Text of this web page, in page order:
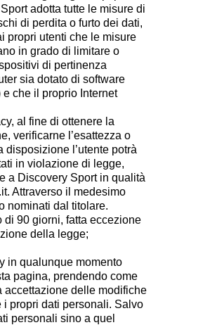
adotta tutte le misure di
di perdita o furto dei dati,
propri utenti che le misure
in grado di limitare o
di pertinenza
sia dotato di software
che il proprio Internet
al fine di ottenere la
verificarne l’esattezza o
l’utente potrà
in violazione di legge,
a Discovery Sport in qualità
Attraverso il medesimo
nominati dal titolare.
90 giorni, fatta eccezione
della legge;
in qualunque momento
pagina, prendendo come
accettazione delle modifiche
propri dati personali. Salvo
personali sino a quel